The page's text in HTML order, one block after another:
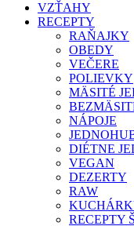
VZŤAHY
RECEPTY
RAŇAJKY
OBEDY
VEČERE
POLIEVKY
MÄSITÉ
NÁPOJE
DIÉTNE
VEGAN
DEZERTY
RAW
RECEPTY